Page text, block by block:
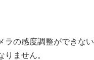
ラの感度調整ができない
ません。